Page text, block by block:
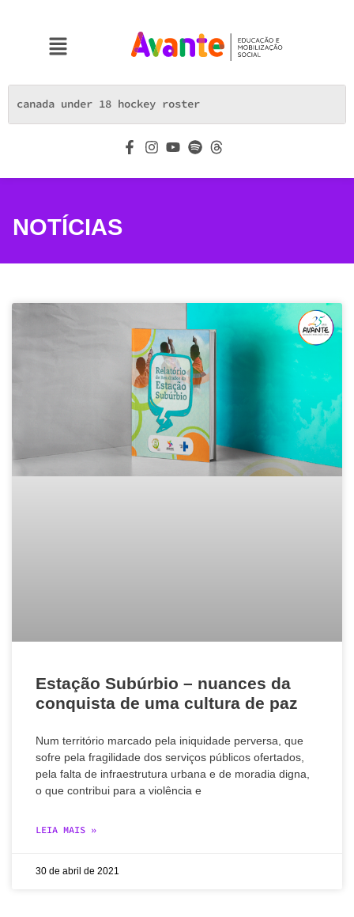
NOTÍCIAS
Estação Subúrbio – nuances da
conquista de uma cultura de paz
Num território marcado pela iniquidade perversa, que
sofre pela fragilidade dos serviços públicos ofertados,
pela falta de infraestrutura urbana e de moradia digna,
o que contribui para a violência e
LEIA MAIS »
30 de abril de 2021